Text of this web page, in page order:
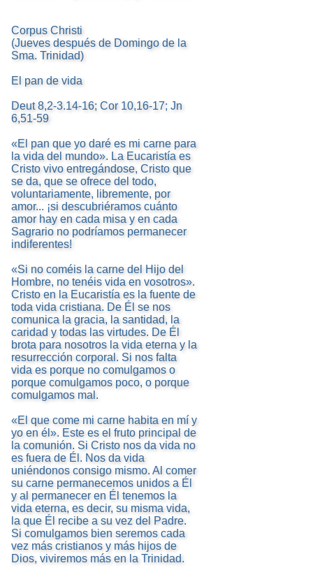
Corpus Christi
(Jueves después de Domingo de la
Sma. Trinidad)
El pan de vida
Deut 8,2-3.14-16; Cor 10,16-17; Jn
6,51-59
«El pan que yo daré es mi carne para
la vida del mundo». La Eucaristía es
Cristo vivo entregándose, Cristo que
se da, que se ofrece del todo,
voluntariamente, libremente, por
amor... ¡si descubriéramos cuánto
amor hay en cada misa y en cada
Sagrario no podríamos permanecer
indiferentes!
«Si no coméis la carne del Hijo del
Hombre, no tenéis vida en vosotros».
Cristo en la Eucaristía es la fuente de
toda vida cristiana. De Él se nos
comunica la gracia, la santidad, la
caridad y todas las virtudes. De Él
brota para nosotros la vida eterna y la
resurrección corporal. Si nos falta
vida es porque no comulgamos o
porque comulgamos poco, o porque
comulgamos mal.
«El que come mi carne habita en mí y
yo en él». Este es el fruto principal de
la comunión. Si Cristo nos da vida no
es fuera de Él. Nos da vida
uniéndonos consigo mismo. Al comer
su carne permanecemos unidos a Él
y al permanecer en Él tenemos la
vida eterna, es decir, su misma vida,
la que Él recibe a su vez del Padre.
Si comulgamos bien seremos cada
vez más cristianos y más hijos de
Dios, viviremos más en la Trinidad.